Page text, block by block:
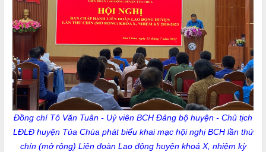
Đồng chí Tô Văn Tuân - Uỷ viên BCH Đảng bộ huyện - Chủ tịch
LĐLĐ huyện Tủa Chùa phát biểu khai mạc hội nghị BCH lần thứ
chín (mở rộng) Liên đoàn Lao động huyện khoá X, nhiệm kỳ